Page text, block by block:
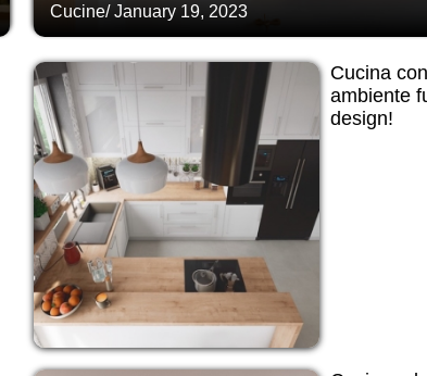
Cucine/January 19, 2023
Cucina
ambiente
design!